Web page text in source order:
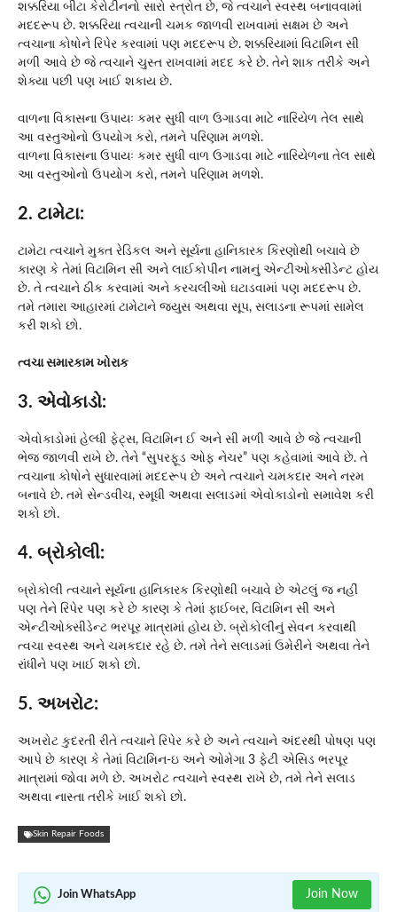
શક્કરિયા બીટા કેરોટીનનો સારો સ્ત્રોત છે, જે ત્વચાને સ્વસ્થ બનાવવામાં
મદદરૂપ છે. શક્કરિયા ત્વચાની ચમક જાળવી રાખવામાં સક્ષમ છે અને
ત્વચાના કોષોને રિપેર કરવામાં પણ મદદરૂપ છે. શક્કરિયામાં વિટામિન સી
મળી આવે છે જે ત્વચાને ચુસ્ત રાખવામાં મદદ કરે છે. તેને શાક તરીકે અને
શેક્યા પછી પણ ખાઈ શકાય છે.
વાળના વિકાસના ઉપાયઃ કમર સુધી વાળ ઉગાડવા માટે નારિયેળ તેલ સાથે
આ વસ્તુઓનો ઉપયોગ કરો, તમને પરિણામ મળશે.
વાળના વિકાસના ઉપાયઃ કમર સુધી વાળ ઉગાડવા માટે નારિયેળના તેલ સાથે
આ વસ્તુઓનો ઉપયોગ કરો, તમને પરિણામ મળશે.
2. ટામેટા:
ટામેટા ત્વચાને મુક્ત રેડિકલ અને સૂર્યના હાનિકારક કિરણોથી બચાવે છે
કારણ કે તેમાં વિટામિન સી અને લાઈકોપીન નામનું એન્ટીઓક્સીડેન્ટ હોય
છે. તે ત્વચાને ઠીક કરવામાં અને કરચલીઓ ઘટાડવામાં પણ મદદરૂપ છે.
તમે તમારા આહારમાં ટામેટાને જ્યુસ અથવા સૂપ, સલાડના રૂપમાં સામેલ
કરી શકો છો.
ત્વચા સમારકામ ખોરાક
3. એવોકાડો:
એવોકાડોમાં હેલ્ધી ફેટ્સ, વિટામિન ઈ અને સી મળી આવે છે જે ત્વચાની
ભેજ જાળવી રાખે છે. તેને “સુપરફૂડ ઓફ નેચર” પણ કહેવામાં આવે છે. તે
ત્વચાના કોષોને સુધારવામાં મદદરૂપ છે અને ત્વચાને ચમકદાર અને નરમ
બનાવે છે. તમે સેન્ડવીચ, સ્મૂધી અથવા સલાડમાં એવોકાડોનો સમાવેશ કરી
શકો છો.
4. બ્રોકોલી:
બ્રોકોલી ત્વચાને સૂર્યના હાનિકારક કિરણોથી બચાવે છે એટલું જ નહીં
પણ તેને રિપેર પણ કરે છે કારણ કે તેમાં ફાઈબર, વિટામિન સી અને
એન્ટીઓક્સીડેન્ટ ભરપૂર માત્રામાં હોય છે. બ્રોકોલીનું સેવન કરવાથી
ત્વચા સ્વસ્થ અને ચમકદાર રહે છે. તમે તેને સલાડમાં ઉમેરીને અથવા તેને
રાંધીને પણ ખાઈ શકો છો.
5. અખરોટ:
અખરોટ કુદરતી રીતે ત્વચાને રિપેર કરે છે અને ત્વચાને અંદરથી પોષણ પણ
આપે છે કારણ કે તેમાં વિટામિન-ઇ અને ઓમેગા 3 ફેટી એસિડ ભરપૂર
માત્રામાં જોવા મળે છે. અખરોટ ત્વચાને સ્વસ્થ રાખે છે, તમે તેને સલાડ
અથવા નાસ્તા તરીકે ખાઈ શકો છો.
Skin Repair Foods
Join WhatsApp Join Now